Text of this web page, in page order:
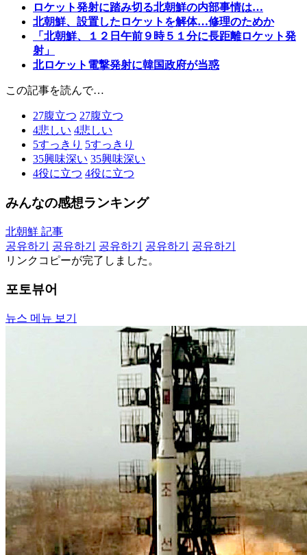
ロケット発射に踏み切る北朝鮮の内部事情は…
北朝鮮、設置したロケットを解体…修理のためか
「北朝鮮、１２日午前９時５１分に長距離ロケット発
射」
北ロケット電撃発射に韓国政府が当惑
この記事を読んで…
27腹立つ 27腹立つ
4悲しい 4悲しい
5すっきり 5すっきり
35興味深い 35興味深い
4役に立つ 4役に立つ
みんなの感想ランキング
北朝鮮 記事
공유하기
공유하기 공유하기 공유하기
공유하기
リンクコピーが完了しました。
포토뷰어
뉴스 메뉴 보기